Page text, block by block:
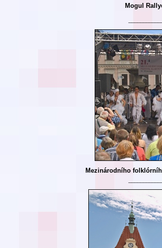
Mogul
Mezinárodního